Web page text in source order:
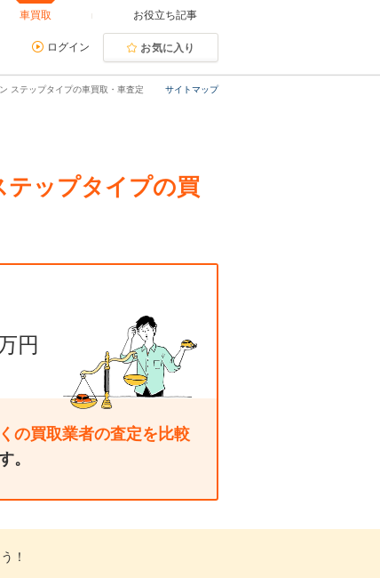
車買取 お役立ち記事
ログイン お気に入り
サイトマップ
ステップタイプの車買取・車査定
ップタイプの買
円
の買取業者の査定を比較
。
！